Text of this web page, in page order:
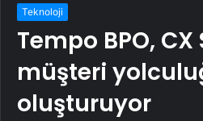
Teknoloji
Tempo BPO,
müşteri
oluşturuyor